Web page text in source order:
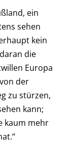
ein
sehen
kein
die
Europa
der
zu stürzen,
kann;
kaum mehr